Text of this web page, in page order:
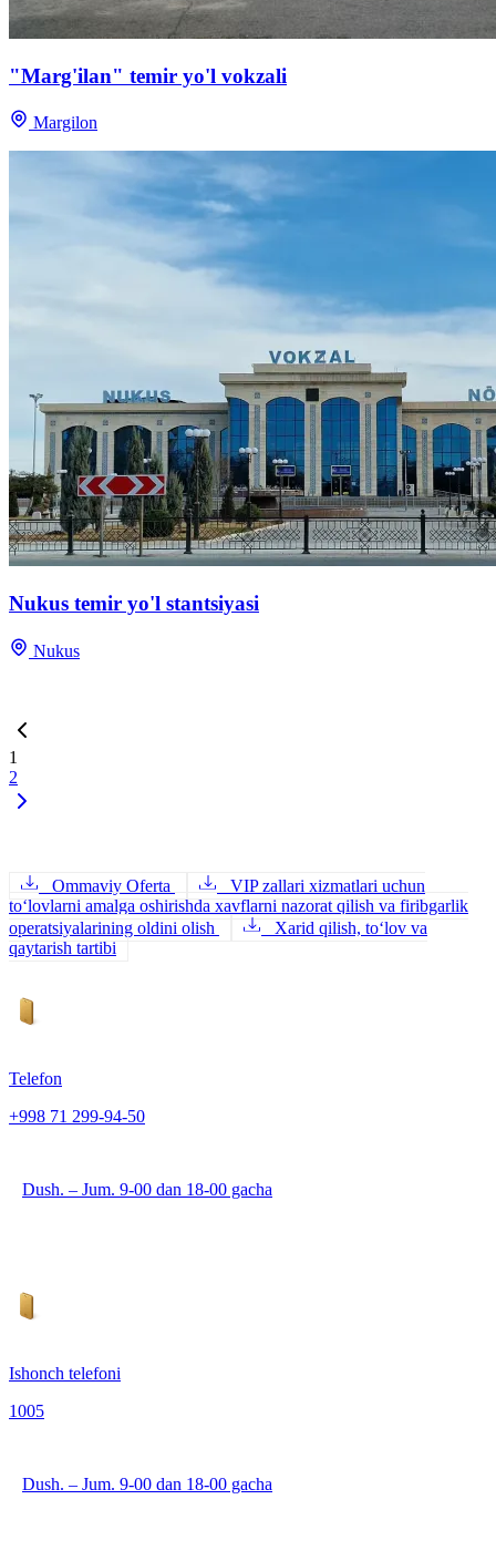
"Marg'ilan" temir yo'l vokzali
Margilon
Nukus temir yo'l stantsiyasi
Nukus
1
2
Ommaviy Oferta
VIP zallari xizmatlari uchun
to‘lovlarni amalga oshirishda xavflarni nazorat qilish va firibgarlik
operatsiyalarining oldini olish
Xarid qilish, to‘lov va
qaytarish tartibi
Telefon
+998 71 299-94-50
Dush. – Jum. 9-00 dan 18-00 gacha
Ishonch telefoni
1005
Dush. – Jum. 9-00 dan 18-00 gacha